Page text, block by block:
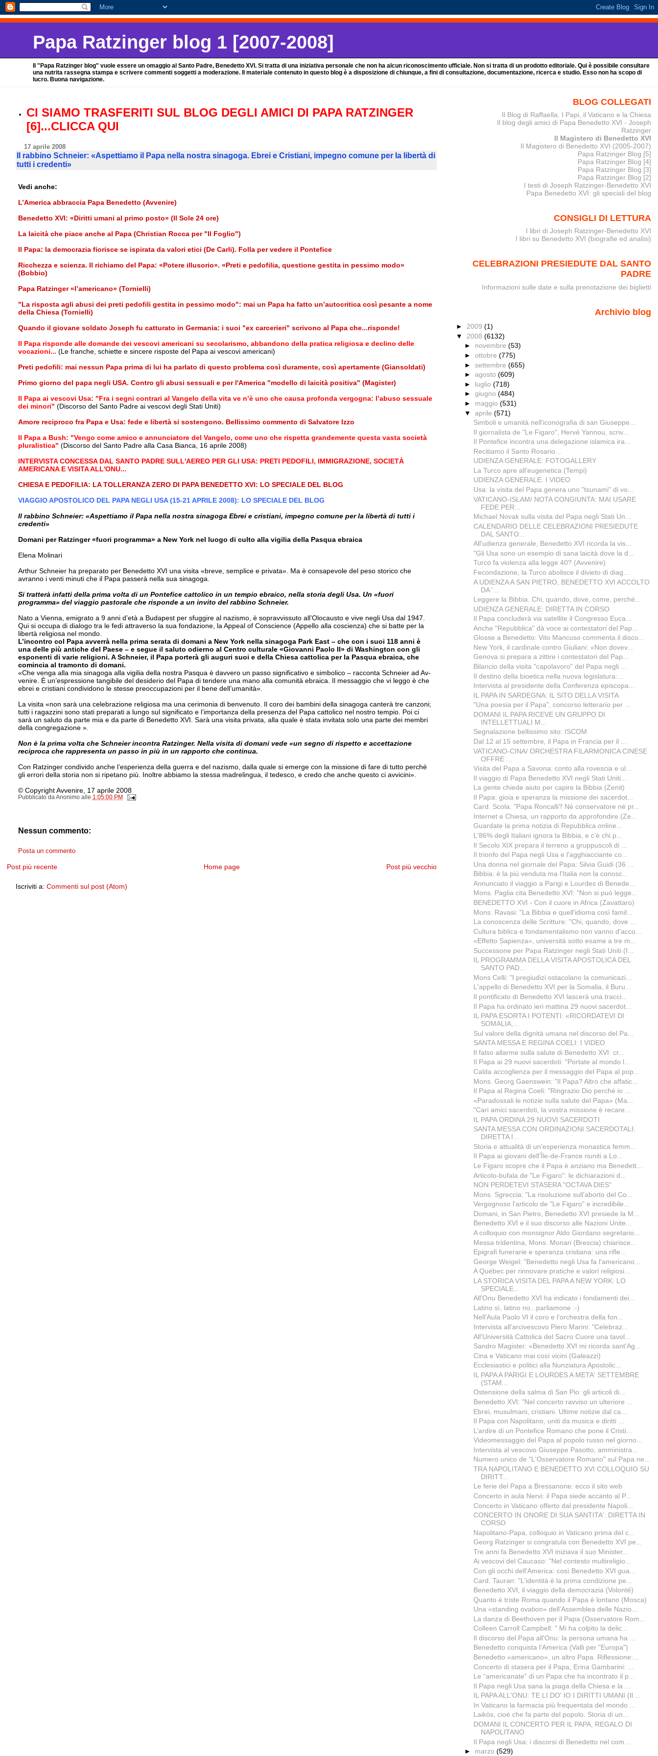
Papa Ratzinger blog 1 [2007-2008]
Il "Papa Ratzinger blog" vuole essere un omaggio al Santo Padre, Benedetto XVI. Si tratta di una iniziativa personale che non ha alcun riconoscimento ufficiale. Non si tratta di un prodotto editoriale. Qui è possibile consultare
una nutrita rassegna stampa e scrivere commenti soggetti a moderazione. Il materiale contenuto in questo blog è a disposizione di chiunque, a fini di consultazione, documentazione, ricerca e studio. Esso non ha scopo di
lucro. Buona navigazione.
CI SIAMO TRASFERITI SUL BLOG DEGLI AMICI DI PAPA RATZINGER
[6]...CLICCA QUI
17 aprile 2008
Il rabbino Schneier: «Aspettiamo il Papa nella nostra sinagoga. Ebrei e Cristiani, impegno comune per la libertà di
tutti i credenti»
Vedi anche:
L’America abbraccia Papa Benedetto (Avvenire)
Benedetto XVI: «Diritti umani al primo posto» (Il Sole 24 ore)
La laicità che piace anche al Papa (Christian Rocca per "Il Foglio")
Il Papa: la democrazia fiorisce se ispirata da valori etici (De Carli). Folla per vedere il Pontefice
Ricchezza e scienza. Il richiamo del Papa: «Potere illusorio». «Preti e pedofilia, questione gestita in pessimo modo»
(Bobbio)
Papa Ratzinger «l’americano» (Tornielli)
"La risposta agli abusi dei preti pedofili gestita in pessimo modo": mai un Papa ha fatto un’autocritica così pesante a nome
della Chiesa (Tornielli)
Quando il giovane soldato Joseph fu catturato in Germania: i suoi "ex carcerieri" scrivono al Papa che...risponde!
Il Papa risponde alle domande dei vescovi americani su secolarismo, abbandono della pratica religiosa e declino delle
vocazioni... (Le franche, schiette e sincere risposte del Papa ai vescovi americani)
Preti pedofili: mai nessun Papa prima di lui ha parlato di questo problema così duramente, così apertamente (Giansoldati)
Primo giorno del papa negli USA. Contro gli abusi sessuali e per l'America "modello di laicità positiva" (Magister)
Il Papa ai vescovi Usa: "Fra i segni contrari al Vangelo della vita ve n’è uno che causa profonda vergogna: l’abuso sessuale
dei minori" (Discorso del Santo Padre ai vescovi degli Stati Uniti)
Amore reciproco fra Papa e Usa: fede e libertà si sostengono. Bellissimo commento di Salvatore Izzo
Il Papa a Bush: "Vengo come amico e annunciatore del Vangelo, come uno che rispetta grandemente questa vasta società
pluralistica" (Discorso del Santo Padre alla Casa Bianca, 16 aprile 2008)
INTERVISTA CONCESSA DAL SANTO PADRE SULL'AEREO PER GLI USA: PRETI PEDOFILI, IMMIGRAZIONE, SOCIETÀ
AMERICANA E VISITA ALL'ONU...
CHIESA E PEDOFILIA: LA TOLLERANZA ZERO DI PAPA BENEDETTO XVI: LO SPECIALE DEL BLOG
VIAGGIO APOSTOLICO DEL PAPA NEGLI USA (15-21 APRILE 2008): LO SPECIALE DEL BLOG
Il rabbino Schneier: «Aspettiamo il Papa nella nostra sinagoga Ebrei e cristiani, impegno comune per la libertà di tutti i
credenti»
Domani per Ratzinger «fuori programma» a New York nel luogo di culto alla vigilia della Pasqua ebraica
Elena Molinari
Arthur Schneier ha prepa­rato per Benedetto XVI u­na visita «breve, semplice e privata». Ma è consapevole del peso storico che
avranno i venti mi­nuti che il Papa passerà nella sua si­nagoga.
Si tratterà infatti della pri­ma volta di un Pontefice cattolico in un tempio ebraico, nella storia degli Usa. Un «fuori
programma» del viaggio pastorale che risponde a un invito del rabbino Schneier.
Nato a Vienna, emigrato a 9 anni d’età a Budapest per sfuggire al na­zismo, è sopravvissuto all’Olocau­sto e vive negli Usa dal 1947.
Qui si occupa di dialogo tra le fedi attra­verso la sua fondazione, la Appeal of Conscience (Appello alla co­scienza) che si batte per la
libertà religiosa nel mondo.
L’in­contro col Papa avverrà nella prima serata di domani a New York nella sina­goga Park East – che con i suoi 118 anni è
una delle più antiche del Paese – e segue il saluto odierno al Centro culturale «Giovanni Paolo II» di Washington con gli
esponenti di varie religioni. A Schneier, il Papa porterà gli au­guri suoi e della Chiesa cattolica per la Pasqua ebraica, che
comincia al tramonto di domani.
«Che venga alla mia sinagoga alla vigilia della nostra Pasqua è davve­ro un passo significativo e simbo­lico – racconta Schneier ad Av­
venire. È un’e­spressione tan­gibile del desi­derio del Papa di tendere una mano alla co­munità ebraica. Il messaggio che vi leggo è che
ebrei e cristiani con­dividono le stesse preoccupazioni per il bene dell’umanità».
La visita «non sarà una celebrazione reli­giosa ma una cerimonia di benve­nuto. Il coro dei bambini della si­nagoga canterà tre canzoni;
tutti i ragazzini sono stati preparati a lun­go sul significato e l’importanza della presenza del Papa cattolico nel nostro tempio. Poi ci
sarà un sa­luto da parte mia e da parte di Be­nedetto XVI. Sarà una visita priva­ta, alla quale è stata invitata solo u­na parte dei membri
della congre­gazione ».
Non è la prima volta che Schneier incontra Ratzinger. Nella visita di domani vede «un segno di rispet­to e accettazione
reciproca che rap­presenta un passo in più in un rap­porto che continua.
Con Ratzinger condivido anche l’esperienza del­la guerra e del nazismo, dalla qua­le si emerge con la missione di fa­re di tutto perché
gli errori della sto­ria non si ripetano più. Inoltre ab­biamo la stessa madrelingua, il te­desco, e credo che anche questo ci avvicini».
© Copyright Avvenire, 17 aprile 2008
Pubblicato da Anonimo alle 1:05:00 PM
Nessun commento:
Posta un commento
Post più recente Post più vecchio
Home page
Iscriviti a: Commenti sul post (Atom)
BLOG COLLEGATI
Il Blog di Raffaella. I Papi, il Vaticano e la Chiesa
Il blog degli amici di Papa Benedetto XVI - Joseph
Ratzinger
Il Magistero di Benedetto XVI
Il Magistero di Benedetto XVI (2005-2007)
Papa Ratzinger Blog [5]
Papa Ratzinger Blog [4]
Papa Ratzinger Blog [3]
Papa Ratzinger Blog [2]
I testi di Joseph Ratzinger-Benedetto XVI
Papa Benedetto XVI: gli speciali del blog
CONSIGLI DI LETTURA
I libri di Joseph Ratzinger-Benedetto XVI
I libri su Benedetto XVI (biografie ed analisi)
CELEBRAZIONI PRESIEDUTE DAL SANTO
PADRE
Informazioni sulle date e sulla prenotazione dei biglietti
Archivio blog
► 2009 (1)
▼ 2008 (6132)
► novembre (53)
► ottobre (775)
► settembre (655)
► agosto (609)
► luglio (718)
► giugno (484)
► maggio (531)
▼ aprile (571)
Simboli e umanità nell'iconografia di san Giuseppe...
Il giornalista de "Le Figaro", Hervé Yannou, scriv...
Il Pontefice incontra una delegazione islamica ira...
Recitiamo il Santo Rosario...
UDIENZA GENERALE: FOTOGALLERY
La Turco apre all’eugenetica (Tempi)
UDIENZA GENERALE: I VIDEO
Usa: la visita del Papa genera uno "tsunami" di vo...
VATICANO-ISLAM/ NOTA CONGIUNTA: MAI USARE
FEDE PER...
Michael Novak sulla visita del Papa negli Stati Un...
CALENDARIO DELLE CELEBRAZIONI PRESIEDUTE
DAL SANTO...
All'udienza generale, Benedetto XVI ricorda la vis...
"Gli Usa sono un esempio di sana laicità dove la d...
Turco fa violenza alla legge 40? (Avvenire)
Fecondazione, la Turco abolisce il divieto di diag...
A UDIENZA A SAN PIETRO, BENEDETTO XVI ACCOLTO
DA '...
Leggere la Bibbia. Chi, quando, dove, come, perché...
UDIENZA GENERALE: DIRETTA IN CORSO
Il Papa concluderà via satellite il Congresso Euca...
Anche "Repubblica" dà voce ai contestatori del Pap...
Glosse a Benedetto: Vito Mancuso commenta il disco...
New York, il cardinale contro Giuliani: «Non dovev...
Genova si prepara a zittire i contestatori del Pap...
Bilancio della visita "capolavoro" del Papa negli ...
Il destino della bioetica nella nuova legislatura:...
Intervista al presidente della Conferenza episcopa...
IL PAPA IN SARDEGNA: IL SITO DELLA VISITA
"Una poesia per il Papa", concorso letterario per ...
DOMANI IL PAPA RICEVE UN GRUPPO DI
INTELLETTUALI M...
Segnalazione bellissimo sito: ISCOM
Dal 12 al 15 settembre, il Papa in Francia per il ...
VATICANO-CINA/ ORCHESTRA FILARMONICA CINESE
OFFRE ...
Visita del Papa a Savona: conto alla rovescia e ul...
Il viaggio di Papa Benedetto XVI negli Stati Uniti...
La gente chiede aiuto per capire la Bibbia (Zenit)
Il Papa: gioia e speranza la missione dei sacerdot...
Card. Scola: "Papa Roncalli? Né conservatore né pr...
Internet e Chiesa, un rapporto da approfondire (Ze...
Guardate la prima notizia di Repubblica online...
L'86% degli Italiani ignora la Bibbia, e c’è chi p...
Il Secolo XIX prepara il terreno a gruppuscoli di ...
Il trionfo del Papa negli Usa e l'agghiacciante co...
Una donna nel giornale del Papa: Silvia Guidi (36 ...
Bibbia: è la più venduta ma l'Italia non la conosc...
Annunciato il viaggio a Parigi e Lourdes di Benede...
Mons. Paglia cita Benedetto XVI: "Non si può legge...
BENEDETTO XVI - Con il cuore in Africa (Zavattaro)
Mons. Ravasi: "La Bibbia e quell'idioma così famil...
La conoscenza delle Scritture: "Chi, quando, dove ...
Cultura biblica e fondamentalismo non vanno d'acco...
«Effetto Sapienza», università sotto esame a tre m...
Successone per Papa Ratzinger negli Stati Uniti (I...
IL PROGRAMMA DELLA VISITA APOSTOLICA DEL
SANTO PAD...
Mons Celli: "I pregiudizi ostacolano la comunicazi...
L'appello di Benedetto XVI per la Somalia, il Buru...
Il pontificato di Benedetto XVI lascerà una tracci...
Il Papa ha ordinato ieri mattina 29 nuovi sacerdot...
IL PAPA ESORTA I POTENTI: «RICORDATEVI DI
SOMALIA,...
Sul valore della dignità umana nel discorso del Pa...
SANTA MESSA E REGINA COELI: I VIDEO
Il falso allarme sulla salute di Benedetto XVI: cr...
Il Papa ai 29 nuovi sacerdoti: "Portate al mondo l...
Calda accoglienza per il messaggio del Papa al pop...
Mons. Georg Gaenswein: "Il Papa? Altro che affatic...
Il Papa al Regina Coeli: "Ringrazio Dio perché io ...
«Paradossali le notizie sulla salute del Papa» (Ma...
"Cari amici sacerdoti, la vostra missione è recare...
IL PAPA ORDINA 29 NUOVI SACERDOTI
SANTA MESSA CON ORDINAZIONI SACERDOTALI:
DIRETTA I...
Storia e attualità di un'esperienza monastica femm...
Il Papa ai giovani dell'Île-de-France riuniti a Lo...
Le Figaro scopre che il Papa è anziano ma Benedett...
Articolo-bufala de "Le Figaro": le dichiarazioni d...
NON PERDETEVI STASERA "OCTAVA DIES"
Mons. Sgreccia: "La risoluzione sull'aborto del Co...
Vergognoso l'articolo de "Le Figaro" e incredibile...
Domani, in San Pietro, Benedetto XVI presiede la M...
Benedetto XVI e il suo discorso alle Nazioni Unite...
A colloquio con monsignor Aldo Giordano segretario...
Messa tridentina, Mons. Monari (Brescia) chiarisce...
Epigrafi funerarie e speranza cristiana: una rifle...
George Weigel: "Benedetto negli Usa fa l'americano...
A Québec per rinnovare pratiche e valori religiosi...
LA STORICA VISITA DEL PAPA A NEW YORK: LO
SPECIALE...
All'Onu Benedetto XVI ha indicato i fondamenti dei...
Latino sì, latino no...parliamone :-)
Nell'Aula Paolo VI il coro e l'orchestra della fon...
Intervista all'arcivescovo Piero Marini: "Celebraz...
All'Università Cattolica del Sacro Cuore una tavol...
Sandro Magister: «Benedetto XVI mi ricorda sant'Ag...
Cina e Vaticano mai così vicini (Galeazzi)
Ecclesiastici e politici alla Nunziatura Apostolic...
IL PAPA A PARIGI E LOURDES A META' SETTEMBRE
(STAM...
Ostensione della salma di San Pio: gli articoli di...
Benedetto XVI: "Nel concerto ravviso un ulteriore ...
Ebrei, musulmani, cristiani. Ultime notizie dal ca...
Il Papa con Napolitano, uniti da musica e diritti ...
L’ardire di un Pontefice Romano che pone il Cristi...
Videomessaggio del Papa al popolo russo nel giorno...
Intervista al vescovo Giuseppe Pasotto, amministra...
Numero unico de "L'Osservatore Romano" sul Papa ne...
TRA NAPOLITANO E BENEDETTO XVI COLLOQUIO SU
DIRITT...
Le ferie del Papa a Bressanone: ecco il sito web
Concerto in aula Nervi: il Papa siede accanto al P...
Concerto in Vaticano offerto dal presidente Napoli...
CONCERTO IN ONORE DI SUA SANTITA': DIRETTA IN
CORSO
Napolitano-Papa, colloquio in Vaticano prima del c...
Georg Ratzinger si congratula con Benedetto XVI pe...
Tre anni fa Benedetto XVI iniziava il suo Minister...
Ai vescovi del Caucaso: "Nel contesto multireligio...
Con gli occhi dell'America: così Benedetto XVI gua...
Card. Tauran: "L'identità è la prima condizione pe...
Benedetto XVI, il viaggio della democrazia (Volonté)
Quanto è triste Roma quando il Papa è lontano (Mosca)
Una «standing ovation» dell’Assemblea delle Na­zio...
La danza di Beethoven per il Papa (Osservatore Rom...
Colleen Carroll Campbell: " Mi ha colpito la delic...
Il discorso del Papa all'Onu: la persona umana ha ...
Benedetto conquista l'America (Valli per "Europa")
Benedetto «americano», un altro Papa. Riflessione:...
Concerto di stasera per il Papa, Erina Gambarini: ...
Le “americanate” di un Papa che ha incontrato il p...
Il Papa negli Usa sana la piaga della Chiesa e la ...
IL PAPA ALL'ONU: TE LI DO' IO I DIRITTI UMANI (Il ...
In Vaticano la farmacia più frequentata del mondo ...
Laikòs, cioè che fa parte del popolo. Storia di un...
DOMANI IL CONCERTO PER IL PAPA, REGALO DI
NAPOLITANO
Il Papa negli Usa: i discorsi di Benedetto nel com...
► marzo (529)